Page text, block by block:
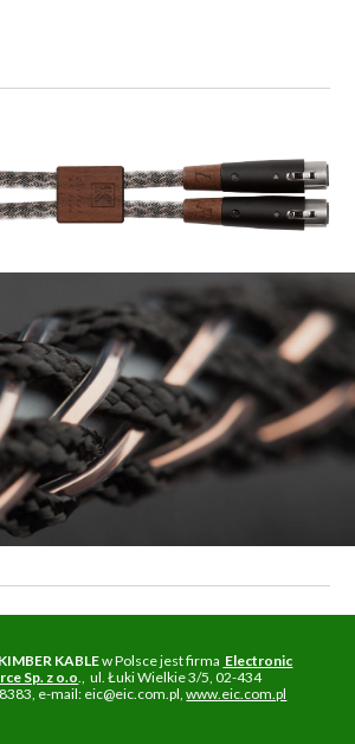
KIMBER KABLEw Polsce jest firma Electronic
Sp. z o.o., ul. Łuki Wielkie 3/5, 02-434
e-mail: eic@eic.com.pl,www.eic.com.pl